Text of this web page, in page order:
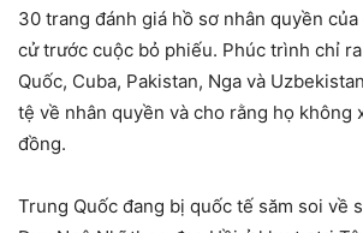
30 trang đánh giá hồ sơ nhân quyền
cử trước cuộc bỏ phiếu. Phúc trình chỉ
Quốc, Cuba, Pakistan, Nga và
tệ về nhân quyền và cho rằng họ không
đồng.
Trung Quốc đang bị quốc tế săm soi về